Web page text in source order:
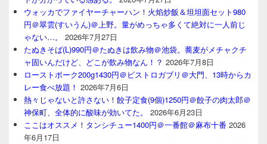
ウォッカでファイヤーチャーハン！火焰炒飯＆坦坦面セット980
円＠翠雲(すいうん)＠上野。量がめっちゃ多くて絶対に一人前じ
ゃない…。
2026年7月27日
たぬきそば(L)990円＠たぬきは飲み物＠池袋。蕎麦がメチャクチ
ャ固いんだけど、どこが飲み物なん！？ 2026年7月8日
ローストポーク200g1430円＠ビストロガブリ＠大門、13時からカ
レー食べ放題！ 2026年7月6日
熱々じゃないと許さない！餃子定食(9個)1250円＠餃子の肉太郎＠
神保町、全体的に酸味が効いてた。
2026年6月23日
ここはオススメ！タンシチュー1400円＠一番館＠麻布十番 2026
年6月17日